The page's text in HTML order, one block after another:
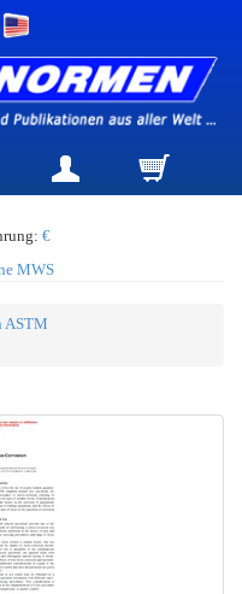
€
MWS
ASTM